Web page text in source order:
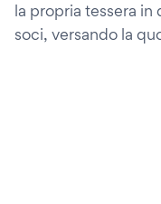
la propria tessera in
soci, versando la